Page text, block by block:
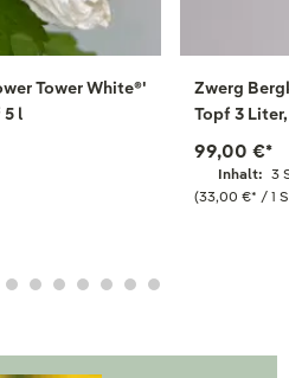
Tower White®'
5 l
Zwerg
Topf 3
Inhalt: 3
(33,00 €* / 1
99,00 €*